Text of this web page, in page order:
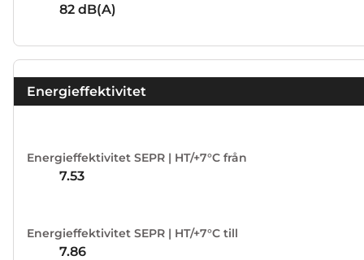
82 dB(A)
Energieffektivitet
Energieffektivitet SEPR | HT/+7°C från
7.53
Energieffektivitet SEPR | HT/+7°C till
7.86